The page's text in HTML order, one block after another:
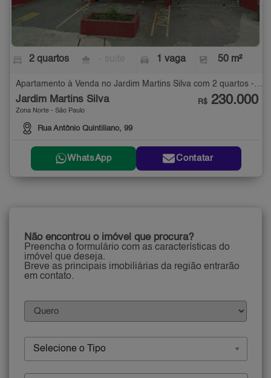
2 quartos 1 vaga 50 m²
Jardim Martins Silva
Zona Norte - São Paulo
Rua Antônio Quintiliano, 99
R$ 230.000
WhatsApp Contatar
Não encontrou o imóvel que procura?
Preencha o formulário com as características do
imóvel que deseja.
Breve as principais imobiliárias da região entrarão
em contato.
Selecione o Tipo